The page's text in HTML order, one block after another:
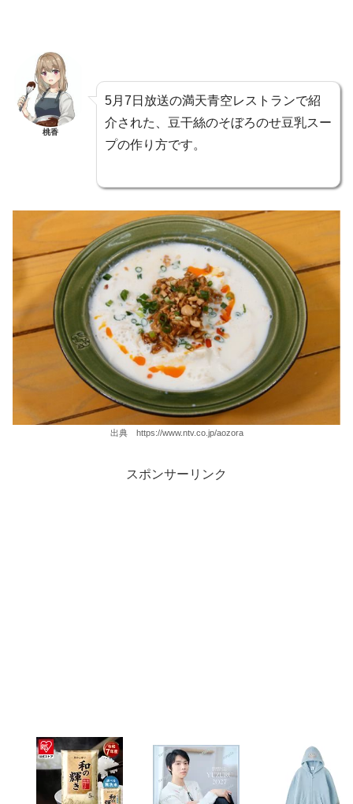
桃香
5月7日放送の満天青空レストランで紹
介された、豆干絲のそぼろのせ豆乳スー
プの作り方です。
出典 https://www.ntv.co.jp/aozora
スポンサーリンク